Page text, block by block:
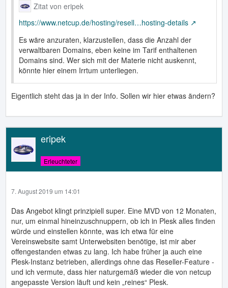
Zitat von eripek
https://www.netcup.de/hosting/resell…hosting-details
Es wäre anzuraten, klarzustellen, dass die Anzahl der
verwaltbaren Domains, eben keine im Tarif enthaltenen
Domains sind. Wer sich mit der Materie nicht auskennt,
könnte hier einem Irrtum unterliegen.
Eigentlich steht das ja in der Info. Sollen wir hier etwas ändern?
eripek
Erleuchteter
7. August 2019 um 14:01
Das Angebot klingt prinzipiell super. Eine MVD von 12 Monaten,
nur, um einmal hineinzuschnuppern, ob ich in Plesk alles finden
würde und einstellen könnte, was ich etwa für eine
Vereinswebsite samt Unterwebsiten benötige, ist mir aber
offengestanden etwas zu lang. Ich habe früher ja auch eine
Plesk-Instanz betrieben, allerdings ohne das Reseller-Feature -
und ich vermute, dass hier naturgemäß wieder die von netcup
angepasste Version läuft und kein „reines“ Plesk.